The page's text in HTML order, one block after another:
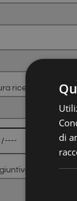
ricettiva:
di